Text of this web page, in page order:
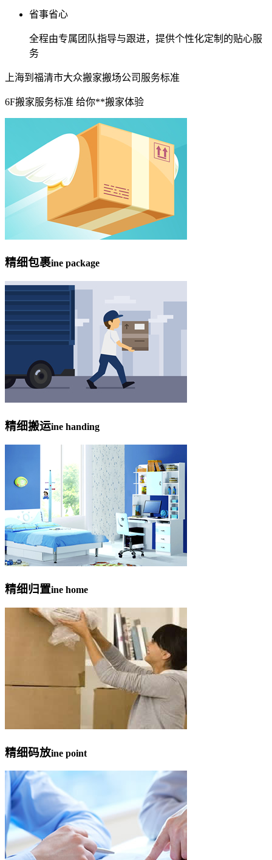
省事省心
全程由专属团队指导与跟进，提供个性化定制的贴心服
务
上海到福清市大众搬家搬场公司服务标准
6F搬家服务标准 给你**搬家体验
精细包裹ine package
精细搬运ine handing
精细归置ine home
精细码放ine point